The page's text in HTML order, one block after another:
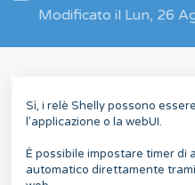
Modificato il Lun, 26
Sì, i relè Shelly possono
l'applicazione o la webUI.
È possibile impostare timer di
automatico direttamente